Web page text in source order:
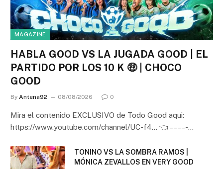
MAGAZINE
HABLA GOOD VS LA JUGADA GOOD | EL
PARTIDO POR LOS 10 K 🤑 | CHOCO
GOOD
By Antena92 08/08/2026 0
Mira el contenido EXCLUSIVO de Todo Good aqui:
https://www.youtube.com/channel/UC-f4… 👈 – – – – -…
TONINO VS LA SOMBRA RAMOS |
MÓNICA ZEVALLOS EN VERY GOOD